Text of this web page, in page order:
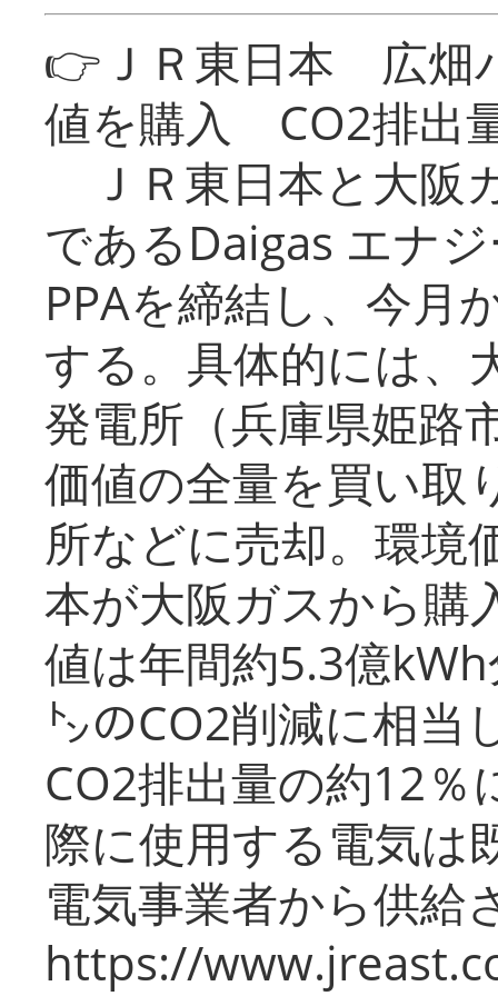
👉ＪＲ東日本 広畑
値を購入 CO2排出
ＪＲ東日本と大阪
であるDaigas エナ
PPAを締結し、今月
する。具体的には、
発電所（兵庫県姫路
価値の全量を買い取
所などに売却。環境
本が大阪ガスから購
値は年間約5.3億
㌧のCO2削減に相当
CO2排出量の約12％
際に使用する電気は
電気事業者から供給
https://